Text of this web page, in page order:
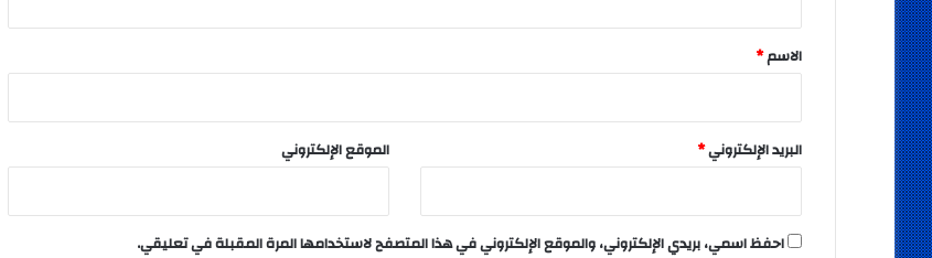
*
الاسم*
البريد الإلكتروني* الموقع الإلكتروني
احفظ اسمي، بريدي الإلكتروني، والموقع الإلكتروني في هذا المتصفح لاستخدامها المرة المقبلة في تعليقي.